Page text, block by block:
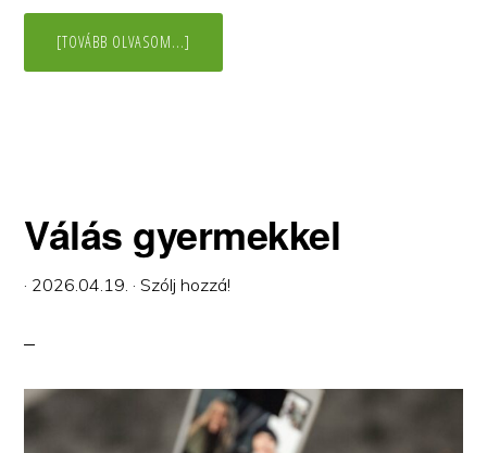
[TOVÁBB OLVASOM...]
VOLTUNK,
Válás gyermekkel
· 2026.04.19. ·Szólj hozzá!